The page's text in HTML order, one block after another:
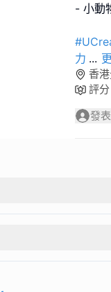
- 小動
力 ...
香
評分
發